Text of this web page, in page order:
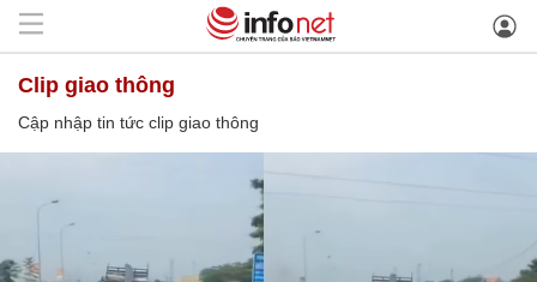
clip giao thông
Cập nhập tin tức clip giao thông